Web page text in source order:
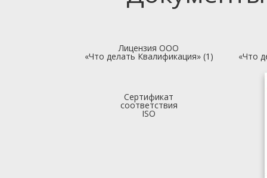
Лицензия ООО
«Что делать Квалификация» (1) «Что
Сертификат
соответствия
ISO